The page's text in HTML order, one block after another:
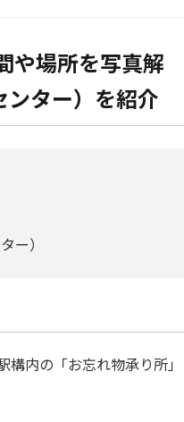
や場所を写真解
ター）を紹介
ー）
内の「お忘れ物承り所」